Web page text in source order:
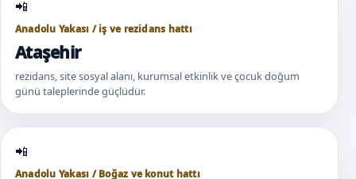
Anadolu Yakası / iş ve rezidans hattı
Ataşehir
rezidans, site sosyal alanı, kurumsal etkinlik ve çocuk doğum
günü taleplerinde güçlüdür.
Anadolu Yakası / Boğaz ve konut hattı